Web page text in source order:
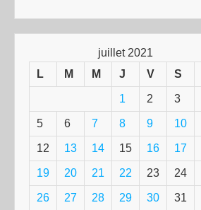
juillet 2021
L
M M J V S
1 2 3
5 6 7 8 9 10
12 13 14 15 16 17
19 20 21 22 23 24
26 27 28 29 30 31